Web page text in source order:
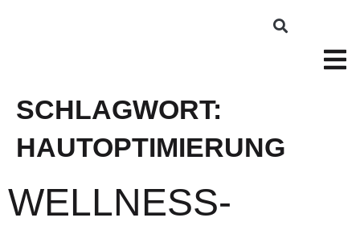
SCHLAGWORT:
HAUTOPTIMIERUNG
WELLNESS-